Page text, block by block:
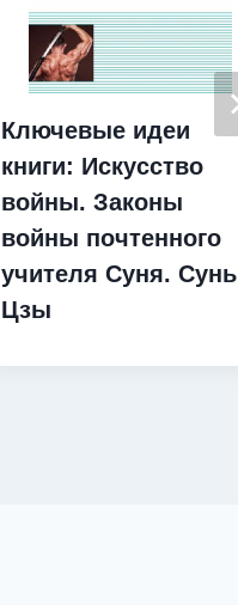
Ключевые идеи
книги: Искусство
войны. Законы
войны почтенного
учителя Суня. Сунь
Цзы